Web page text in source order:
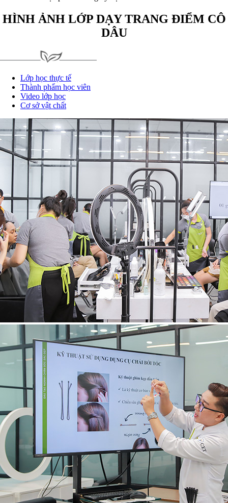
HÌNH ẢNH LỚP DẠY TRANG ĐIỂM CÔ
DÂU
Lớp học thực tế
Thành phẩm học viên
Video lớp học
Cơ sở vật chất